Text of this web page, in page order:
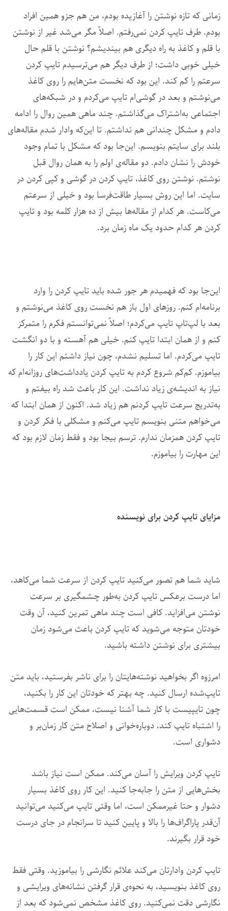
زمانی که تازه نوشتن را آغازیده بودم، من هم جزو همین افراد
بودم. طرف تایپ کردن نمی‌رفتم. اصلاً مگر می‌شد غیر از نوشتن
با قلم و کاغذ به راه دیگری هم بیندیشم؟ نوشتن با قلم حال
خیلی خوبی داشت؛ از طرف دیگر هم می‌ترسیدم تایپ کردن
سرعتم را کم کند. این بود که نخست متن‌هایم را روی کاغذ
می‌نوشتم و بعد در گوشی‌ام تایپ می‌کردم و در شبکه‌های
اجتماعی به‌اشتراک می‌گذاشتم. چند ماهی همین روال را ادامه
دادم و مشکل چندانی هم نداشتم. تا این‌که وادار شدم مقاله‌های
بلند برای سایتم بنویسم. این‌جا بود که مشکل با تمام وجود
خودش را نشان دادم. دو مقاله‌ی اولم را به همان روال قبل
نوشتم. نوشتن روی کاغذ، تایپ کردن در گوشی و کپی کردن در
سایت. اما این روش بسیار طاقت‌فرسا بود و خیلی از سرعتم
می‌کاست. هر کدام از مقاله‌ها بیش از ده هزار کلمه بود و تایپ
کردن هر کدام حدود یک ماه زمان برد.
این‌جا بود که فهمیدم هر جور شده باید تایپ کردن را وارد
برنامه‌ام کنم. روزهای اول باز هم نخست روی کاغذ می‌نوشتم و
بعد با لپ‌تاپ تایپ می‌کردم؛ اصلاً نمی‌توانستم فکرم را متمرکز
کنم و از همان ابتدا تایپ کنم. خیلی هم آهسته و با دو انگشت
تایپ می‌کردم. اما تسلیم نشدم، چون نیاز داشتم این کار را
بیاموزم. کم‌کم شروع کردم به تایپ کردن یادداشت‌های روزانه‌ام که
نیاز به اندیشه‌ی زیاد نداشت. این کار باعث شد راه بیفتم و
به‌تدریج سرعت تایپ کردنم هم زیاد شد. اکنون از همان ابتدا که
می‌خواهم متنی بنویسم تایپ می‌کنم و مشکلی با فکر کردن و
تایپ کردن همزمان ندارم. ترسم بیجا بود و فقط زمان لازم بود که
این مهارت را بیاموزم.
مزایای تایپ کردن برای نویسنده
شاید شما هم تصور می‌کنید تایپ کردن از سرعت شما می‌کاهد،
اما درست برعکس تایپ کردن به‌طور چشمگیری بر سرعت
نوشتن می‌افزاید. کافی است چند ماهی تمرین کنید، آن وقت
خودتان متوجه می‌شوید که تایپ کردن باعث می‌شود زمان
بیشتری برای نوشتن داشته باشید.
امرزوه اگر بخواهید نوشته‌هایتان را برای ناشر بفرستید، باید متن
تایپ‌شده ارسال کنید. چه بهتر که خودتان این کار را بکنید،
چون تایپیست با کار شما آشنا نیست، ممکن است قسمت‌هایی
را اشتباه تایپ کند، دوباره‌خوانی و اصلاح متن کار زمان‌بر و
دشواری است.
تایپ کردن ویرایش را آسان می‌کند. ممکن است نیاز باشد
بخش‌هایی از متن را جابه‌جا کنید. این کار روی کاغذ بسیار
دشوار و حتا غیرممکن است، اما وقتی تایپ می‌کنید می‌توانید
آن‌قدر پاراگراف‌ها را بالا و پایین کنید تا سرانجام در جای درست
خود قرار بگیرند.
تایپ کردن وادارتان می‌کند علائم نگارشی را بیاموزید. وقتی فقط
روی کاغذ بنویسید، به نحوه‌ی قرار گرفتن نشانه‌های ویرایشی و
نگارشی دقت نمی‌کنید. روی کاغذ مشخص نمی‌شود که بعد از